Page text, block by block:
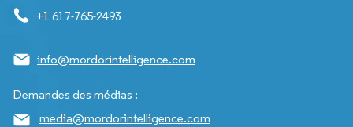
+1 617-765-2493
info@mordorintelligence.com
Demandes des médias :
media@mordorintelligence.com